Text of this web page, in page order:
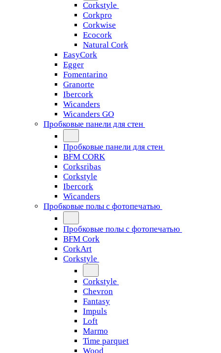
Corkstyle
Corkpro
Corkwise
Ecocork
Natural Cork
EasyCork
Egger
Fomentarino
Granorte
Ibercork
Wicanders
Wicanders GO
Пробковые панели для стен
Пробковые панели для стен
BFM CORK
Corksribas
Corkstyle
Ibercork
Wicanders
Пробковые полы с фотопечатью
Пробковые полы с фотопечатью
BFM Cork
CorkArt
Corkstyle
Corkstyle
Chevron
Fantasy
Impuls
Loft
Marmo
Time parquet
Wood